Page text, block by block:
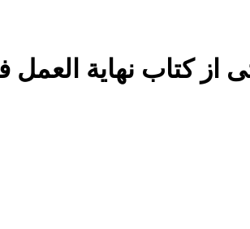
از کتاب نهایة